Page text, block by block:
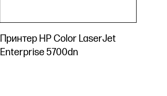
Принтер HP Color LaserJet
Enterprise 5700dn